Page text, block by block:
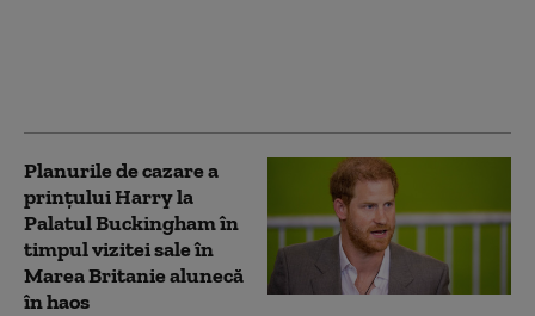
Planurile de cazare a
prințului Harry la
Palatul Buckingham în
timpul vizitei sale în
Marea Britanie alunecă
în haos